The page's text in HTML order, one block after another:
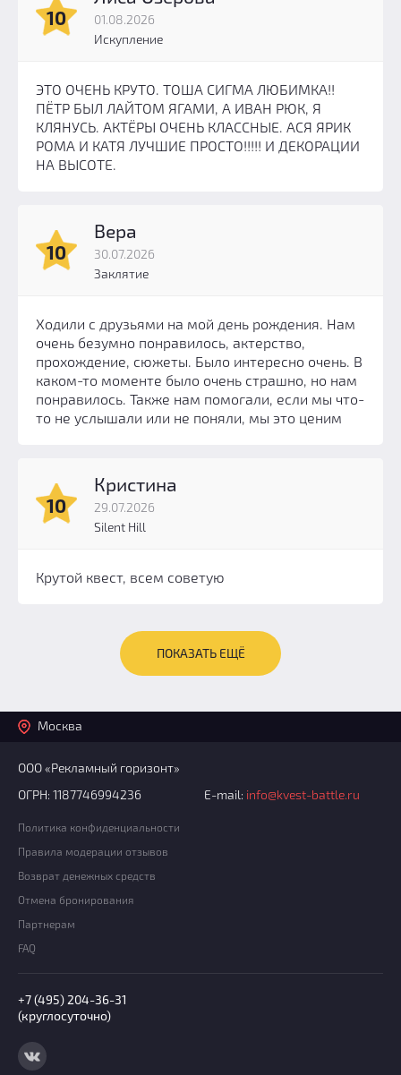
10
01.08.2026
Искупление
ЭТО ОЧЕНЬ КРУТО. ТОША СИГМА ЛЮБИМКА!!
ПЁТР БЫЛ ЛАЙТОМ ЯГАМИ, А ИВАН РЮК, Я
КЛЯНУСЬ. АКТЁРЫ ОЧЕНЬ КЛАССНЫЕ. АСЯ ЯРИК
РОМА И КАТЯ ЛУЧШИЕ ПРОСТО!!!!! И ДЕКОРАЦИИ
НА ВЫСОТЕ.
10
Вера
30.07.2026
Заклятие
Ходили с друзьями на мой день рождения. Нам
очень безумно понравилось, актерство,
прохождение, сюжеты. Было интересно очень. В
каком-то моменте было очень страшно, но нам
понравилось. Также нам помогали, если мы что-
то не услышали или не поняли, мы это ценим
10
Кристина
29.07.2026
Silent Hill
Крутой квест, всем советую
ПОКАЗАТЬ ЕЩЁ
Москва
ООО «Рекламный горизонт»
ОГРН: 1187746994236
E-mail: info@kvest-battle.ru
Политика конфиденциальности
Правила модерации отзывов
Возврат денежных средств
Отмена бронирования
Партнерам
FAQ
+7 (495) 204-36-31
(круглосуточно)